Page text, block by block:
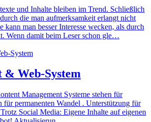
und Inhalte bleiben im Trend. Schließlich
die man aufmerksamkeit erlangt nicht
kann man besser Interesse wecken, als durch
Wenn damit beim Leser schon gle…
& Web-System
Management Systeme stehen für
für permanenten Wandel . Unterstützung für
Social Media: Eigene Inhalte auf eigenen